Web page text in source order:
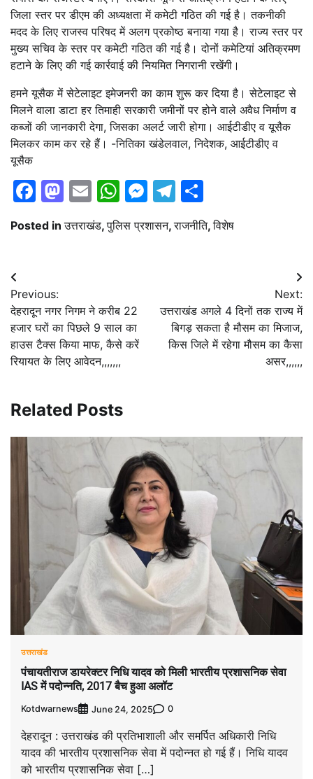
जिला स्तर पर डीएम की अध्यक्षता में कमेटी गठित की गई है। तकनीकी
मदद के लिए राजस्व परिषद में अलग प्रकोष्ठ बनाया गया है। राज्य स्तर पर
मुख्य सचिव के स्तर पर कमेटी गठित की गई है। दोनों कमेटियां अतिक्रमण
हटाने के लिए की गई कार्रवाई की नियमित निगरानी रखेंगी।
हमने यूसैक में सेटेलाइट इमेजनरी का काम शुरू कर दिया है। सेटेलाइट से
मिलने वाला डाटा हर तिमाही सरकारी जमीनों पर होने वाले अवैध निर्माण व
कब्जों की जानकारी देगा, जिसका अलर्ट जारी होगा। आईटीडीए व यूसैक
मिलकर काम कर रहे हैं। -नितिका खंडेलवाल, निदेशक, आईटीडीए व
यूसैक
Facebook
Mastodon
EmailWhatsApp
Messenger
Telegram
Posted inउत्तराखंड,पुलिस प्रशासन,राजनीति,विशेष
Post
navigation
Previous:
देहरादून नगर निगम ने करीब 22
हजार घरों का पिछले 9 साल का
हाउस टैक्स किया माफ, कैसे करें
रियायत के लिए आवेदन,,,,,,,
Next:
उत्तराखंड अगले 4 दिनों तक राज्य में
बिगड़ सकता है मौसम का मिजाज,
किस जिले में रहेगा मौसम का कैसा
असर,,,,,,
Related Posts
उत्तराखंड
पंचायतीराज डायरेक्टर निधि यादव को मिली भारतीय प्रशासनिक सेवा
IAS में पदोन्नति, 2017 बैच हुआ अलॉट
Kotdwarnews June 24, 2025 0
देहरादून : उत्तराखंड की प्रतिभाशाली और समर्पित अधिकारी निधि
यादव की भारतीय प्रशासनिक सेवा में पदोन्नत हो गई हैं। निधि यादव
को भारतीय प्रशासनिक सेवा […]